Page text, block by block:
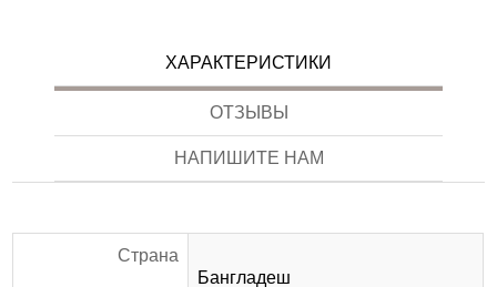
ХАРАКТЕРИСТИКИ
ОТЗЫВЫ
НАПИШИТЕ НАМ
Страна
Бангладеш